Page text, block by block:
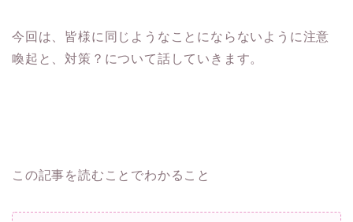
今回は、皆様に同じようなことにならないように注意
喚起と、対策？について話していきます。
この記事を読むことでわかること